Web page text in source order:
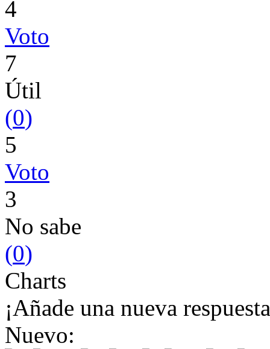
4
Voto
7
Útil
(0)
5
Voto
3
No sabe
(0)
Charts
¡Añade una nueva
Nuevo: